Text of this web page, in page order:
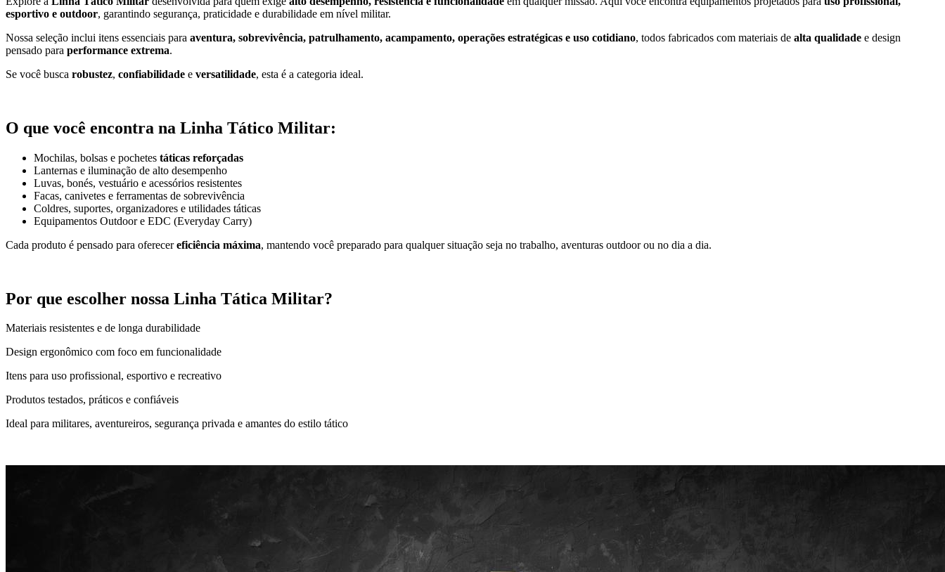
esportivo e outdoor, garantindo segurança, praticidade e durabilidade em nível militar.
Nossa seleção inclui itens essenciais para aventura, sobrevivência, patrulhamento, acampamento, operações estratégicas e uso cotidiano, todos fabricados com materiais de alta qualidade e design
pensado para performance extrema.
Se você busca robustez, confiabilidade e versatilidade, esta é a categoria ideal.
O que você encontra na Linha Tático Militar:
Mochilas, bolsas e pochetes táticas reforçadas
Lanternas e iluminação de alto desempenho
Luvas, bonés, vestuário e acessórios resistentes
Facas, canivetes e ferramentas de sobrevivência
Coldres, suportes, organizadores e utilidades táticas
Equipamentos Outdoor e EDC (Everyday Carry)
Cada produto é pensado para oferecereficiência máxima, mantendo você preparado para qualquer situação seja no trabalho, aventuras outdoor ou no dia a dia.
Por que escolher nossa Linha Tática Militar?
Materiais resistentes e de longa durabilidade
Design ergonômico com foco em funcionalidade
Itens para uso profissional, esportivo e recreativo
Produtos testados, práticos e confiáveis
Ideal para militares, aventureiros, segurança privada e amantes do estilo tático